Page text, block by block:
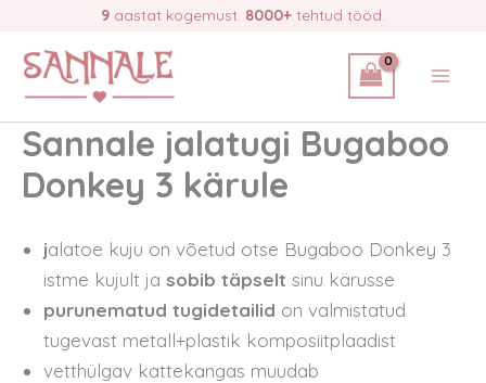
content
9 aastat kogemust. 8000+ tehtud tööd.
Sannale jalatugi Bugaboo
Donkey 3 kärule
jalatoe kuju on võetud otse Bugaboo Donkey 3
istme kujult ja sobib täpselt sinu kärusse
purunematud tugidetailid on valmistatud
tugevast metall+plastik komposiitplaadist
vetthülgav kattekangas muudab